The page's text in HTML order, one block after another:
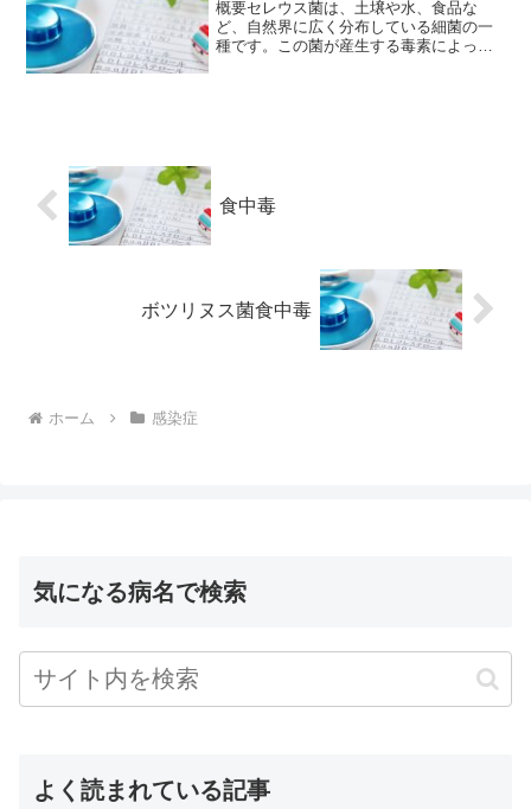
概要セレウス菌は、土壌や水、食品な
ど、自然界に広く分布している細菌の一
種です。この菌が産生する毒素によって
食中毒
ボツリヌス菌食中毒
ホーム 感染症
気になる病名で検索
よく読まれている記事